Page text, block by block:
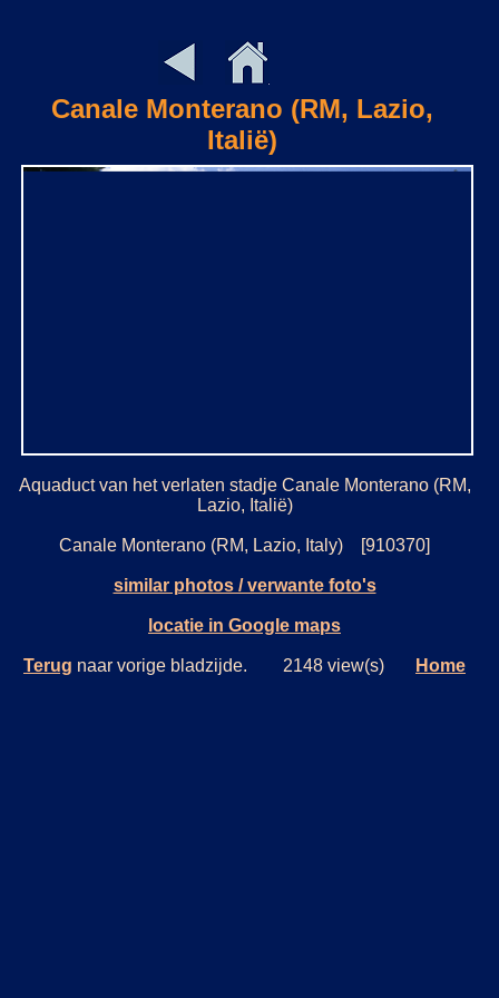
Canale Monterano (RM, Lazio,
Italië)
Aquaduct van het verlaten stadje Canale Monterano (RM,
Lazio, Italië)
Canale Monterano (RM, Lazio, Italy) [910370]
similar photos / verwante foto's
locatie in Google maps
Terug naar vorige bladzijde. 2148 view(s) Home